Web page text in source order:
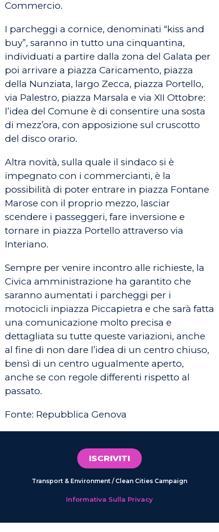
Commercio.
I parcheggi a cornice, denominati “kiss and
buy”, saranno in tutto una cinquantina,
individuati a partire dalla zona del Galata per
poi arrivare a piazza Caricamento, piazza
della Nunziata, largo Zecca, piazza Portello,
via Palestro, piazza Marsala e via XII Ottobre:
l’idea del Comune è di consentire una sosta
di mezz’ora, con apposizione sul cruscotto
del disco orario.
Altra novità, sulla quale il sindaco si è
impegnato con i commercianti, è la
possibilità di poter entrare in piazza Fontane
Marose con il proprio mezzo, lasciar
scendere i passeggeri, fare inversione e
tornare in piazza Portello attraverso via
Interiano.
Sempre per venire incontro alle richieste, la
Civica amministrazione ha garantito che
saranno aumentati i parcheggi per i
motocicli inpiazza Piccapietra e che sarà fatta
una comunicazione molto precisa e
dettagliata su tutte queste variazioni, anche
al fine di non dare l’idea di un centro chiuso,
bensì di un centro ugualmente aperto,
anche se con regole differenti rispetto al
passato.
Fonte: Repubblica Genova
ISCRIVITI
Transport & Environment / Clean Cities Campaign
Informativa Sulla Privacy